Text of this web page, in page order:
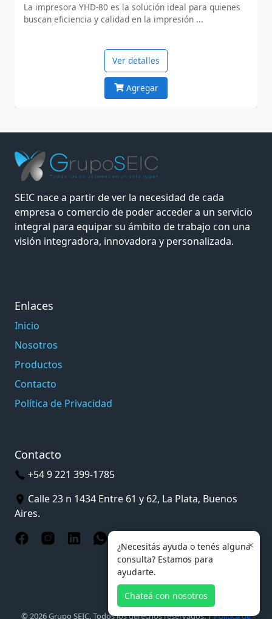
La impresora YHD-80 es la solución ideal para quienes
buscan eficiencia y calidad en la impresión ...
Ver detalles
Agregar
SEIC nace a partir de ver la necesidad de cada
empresa o comercio de poder acceder a un servicio
integral para equipar su ámbito de trabajo con una
visión integradora, innovadora y personalizada.
Enlaces
Inicio
Nosotros
Productos
Contacto
Política de Privacidad
Contacto
+54 9 221 399-1785
Calle 23 n 1434 Entre 61 y 62, La Plata, Buenos
Aires.
© 2026 Grupo SEIC. Todos los derechos reservados. |Política de
×
¿Necesitás ayuda o tenés alguna
consulta? Estamos para
ayudarte.
Chateá con nosotros